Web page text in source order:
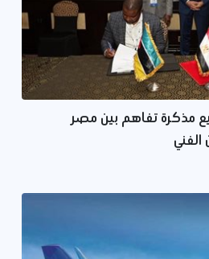
مذكرة تفاهم بين مصر
الفني